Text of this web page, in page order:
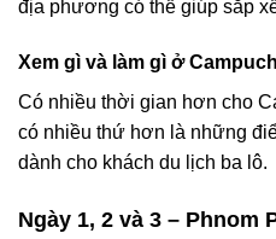
địa phương có thể giúp sắp
Xem gì và làm gì ở
Có nhiều thời gian hơn cho
có nhiều thứ hơn là những
dành cho khách du lịch ba lô.
Ngày 1, 2 và 3 – Phnom